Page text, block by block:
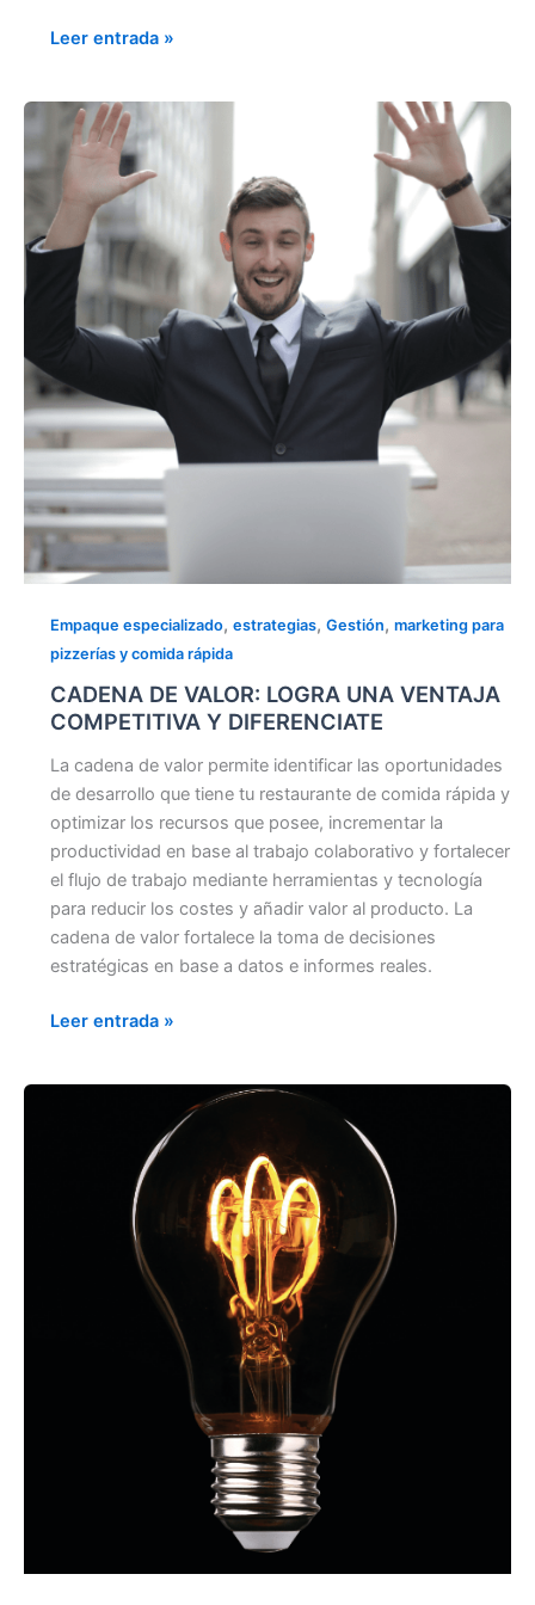
Leer entrada »
Empaque especializado, estrategias, Gestión, marketing para
pizzerías y comida rápida
CADENA DE VALOR: LOGRA UNA VENTAJA
COMPETITIVA Y DIFERENCIATE
La cadena de valor permite identificar las oportunidades
de desarrollo que tiene tu restaurante de comida rápida y
optimizar los recursos que posee, incrementar la
productividad en base al trabajo colaborativo y fortalecer
el flujo de trabajo mediante herramientas y tecnología
para reducir los costes y añadir valor al producto. La
cadena de valor fortalece la toma de decisiones
estratégicas en base a datos e informes reales.
CADENA
DE
VALOR:
LOGRA
UNA
VENTAJA
COMPETITIVA
DIFERENCIATE
Leer entrada »
INCREMENTAR